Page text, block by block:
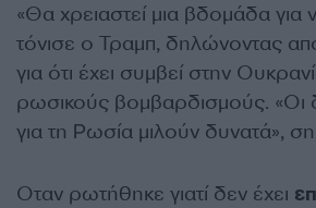
«Θα χρειαστεί μια βδομάδα για
τόνισε ο Τραμπ, δηλώνοντας
για ότι έχει συμβεί στην
ρωσικούς βομβαρδισμούς. «Οι
για τη Ρωσία μιλούν δυνατά»,
Οταν ρωτήθηκε γιατί δεν έχει